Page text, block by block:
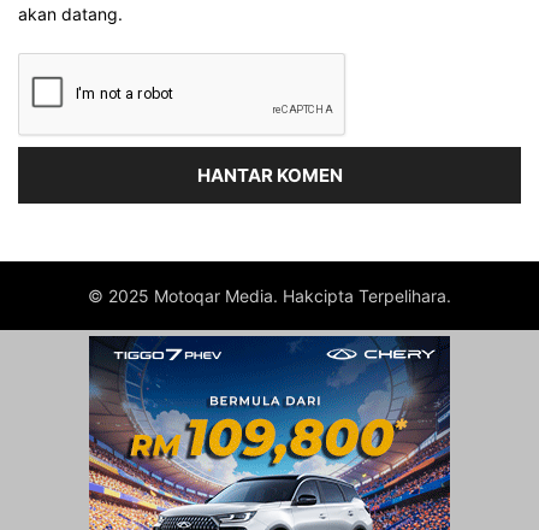
akan datang.
© 2025 Motoqar Media. Hakcipta Terpelihara.